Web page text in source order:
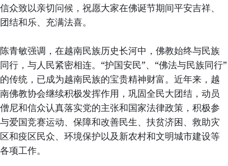
信众致以亲切问候，祝愿大家在佛诞节期间平安吉祥、
团结和乐、充满法喜。
陈青敏强调，在越南民族历史长河中，佛教始终与民族
同行，与人民紧密相连。“护国安民”、“佛法与民族同行”
的传统，已成为越南民族的宝贵精神财富。近年来，越
南佛教协会继续积极发挥作用，巩固全民大团结，动员
僧尼和信众认真落实党的主张和国家法律政策，积极参
与爱国竞赛运动、保障和改善民生、扶贫济困、救助灾
区和疫区民众、环境保护以及新农村和文明城市建设等
各项工作。